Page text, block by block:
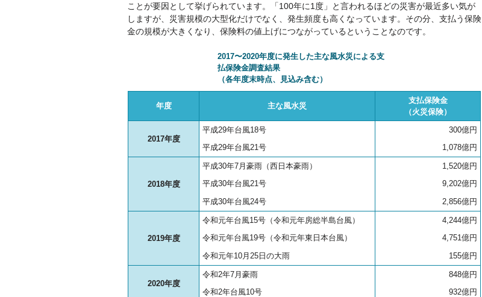
ことが要因として挙げられています。「100年に1度」と言われるほどの災害が最近多い気が
しますが、災害規模の大型化だけでなく、発生頻度も高くなっています。その分、支払う保険
金の規模が大きくなり、保険料の値上げにつながっているということなのです。
2017〜2020年度に発生した主な風水災による支
払保険金調査結果
（各年度末時点、見込み含む）
年度 主な風水災
支払保険金
（火災保険）
2017年度
平成29年台風18号
300億円
平成29年台風21号
1,078億円
2018年度
平成30年7月豪雨（西日本豪雨）
1,520億円
平成30年台風21号
9,202億円
平成30年台風24号
2,856億円
2019年度
令和元年台風15号（令和元年房総半島台風）
4,244億円
令和元年台風19号（令和元年東日本台風）
4,751億円
令和元年10月25日の大雨
155億円
2020年度
令和2年7月豪雨
848億円
令和2年台風10号
932億円